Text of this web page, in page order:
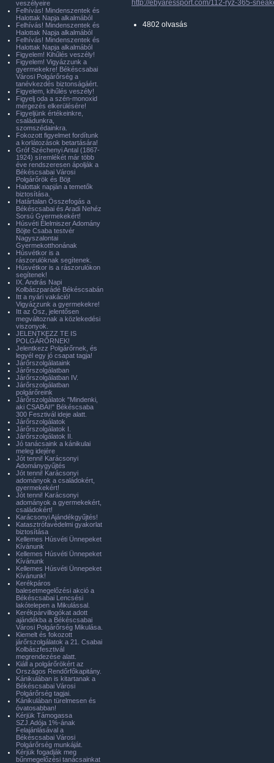
http://ebyaressport.com/112-ryz-365-
4802 olvasás
veszélyeire
Felhívás! Mindenszentek és
Halottak Napja alkalmából
Felhívás! Mindenszentek és
Halottak Napja alkalmából
Felhívás! Mindenszentek és
Halottak Napja alkalmából
Figyelem! Kihűlés veszély!
Figyelem! Vigyázzunk a
gyermekekre! Békéscsabai
Városi Polgárőrség a
tanévkezdés biztonságáért.
Figyelem, kihűlés veszély!
Figyelj oda a szén-monoxid
mérgezés elkerülésére!
Figyeljünk értékeinkre,
családunkra,
szomszédainkra.
Fokozott figyelmet fordítunk
a korlátozások betartására!
Gróf Széchenyi Antal (1867-
1924) síremlékét már több
éve rendszeresen ápolják a
Békéscsabai Városi
Polgárőrök és Böjt
Halottak napján a temetők
biztosítása.
Határtalan Összefogás a
Békéscsabai és Aradi Nehéz
Sorsú Gyermekekért!
Húsvéti Élelmiszer Adomány
Böjte Csaba testvér
Nagyszalontai
Gyermekotthonának
Húsvétkor is a
rászorulóknak segítenek.
Húsvétkor is a rászorulókon
segítenek!
IX. András Napi
Kolbászparádé Békéscsabán
Itt a nyári vakáció!
Vigyázzunk a gyermekekre!
Itt az Ősz, jelentősen
megváltoznak a közlekedési
viszonyok.
JELENTKEZZ TE IS
POLGÁRŐRNEK!
Jelentkezz Polgárőrnek, és
legyél egy jó csapat tagja!
Járőrszolgálataink
Járőrszolgálatban
Járőrszolgálatban IV.
Járőrszolgálatban
polgárőreink
Járőrszolgálatok "Mindenki,
aki CSABAI!" Békéscsaba
300 Fesztivál ideje alatt.
Járőrszolgálatok
Járőrszolgálatok I.
Járőrszolgálatok II.
Jó tanácsaink a kánikulai
meleg idejére
Jót tenni! Karácsonyi
Adománygyűjtés
Jót tenni! Karácsonyi
adományok a családokért,
gyermekekért!
Jót tenni! Karácsonyi
adományok a gyermekekért,
családokért!
Karácsonyi Ajándékgyűjtés!
Katasztrófavédelmi gyakorlat
biztosítása
Kellemes Húsvéti Ünnepeket
Kívánunk
Kellemes Húsvéti Ünnepeket
Kívánunk
Kellemes Húsvéti Ünnepeket
Kívánunk!
Kerékpáros
balesetmegelőzési akció a
Békéscsabai Lencsési
lakótelepen a Mikulással.
Kerékpárvillogókat adott
ajándékba a Békéscsabai
Városi Polgárőrség Mikulása.
Kiemelt és fokozott
járőrszolgálatok a 21. Csabai
Kolbászfesztivál
megrendezése alatt.
Kiáll a polgárőrökért az
Országos Rendőrfőkapitány.
Kánikulában is kitartanak a
Békéscsabai Városi
Polgárőrség tagjai.
Kánikulában türelmesen és
óvatosabban!
Kérjük Támogassa
SZJ.Adója 1%-ának
Felajánlásával a
Békéscsabai Városi
Polgárőrség munkáját.
Kérjük fogadják meg
bűnmegelőzési tanácsainkat